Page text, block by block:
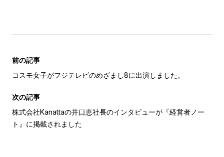
前の記事
コスモ女子がフジテレビのめざまし8に出演しました。
次の記事
株式会社Kanattaの井口恵社長のインタビューが『経営者ノー
ト』に掲載されました